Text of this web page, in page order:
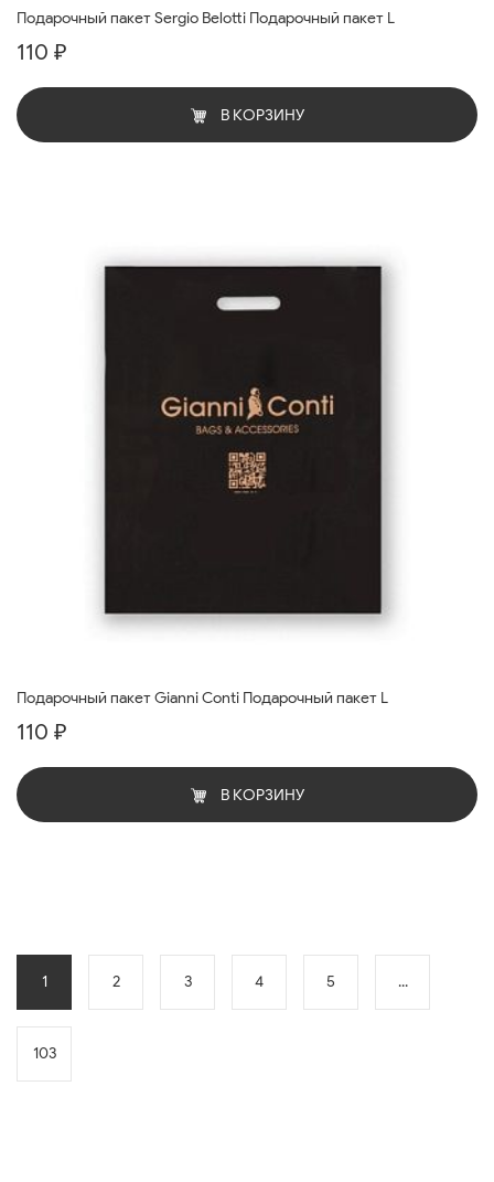
Подарочный пакет Sergio Belotti Подарочный пакет L
110 ₽
В КОРЗИНУ
Подарочный пакет Gianni Conti Подарочный пакет L
110 ₽
В КОРЗИНУ
1 2 3 4 5 ...
103